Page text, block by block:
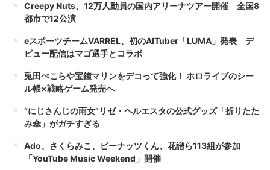
Creepy Nuts、12万人動員の国内アリーナツアー開催 全国8
都市で12公演
eスポーツチームVARREL、初のAITuber「LUMA」発表 デ
ビュー配信はマゴ選手とコラボ
兎田ぺこらや宝鐘マリンをデコって強化！ ホロライブのシー
ル帳×戦略ゲーム発売へ
“にじさんじの雨女”リゼ・ヘルエスタの公式グッズ「折りたた
み傘」がガチすぎる
Ado、さくらみこ、ピーナッツくん、花譜ら113組が参加
「YouTube Music Weekend」開催